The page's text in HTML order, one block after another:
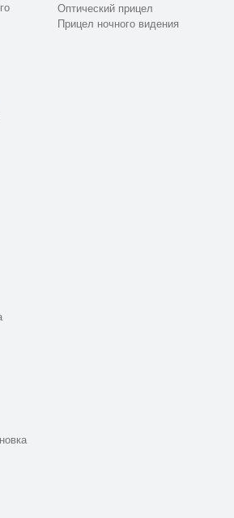
Оптический прицел
Прицел ночного видения